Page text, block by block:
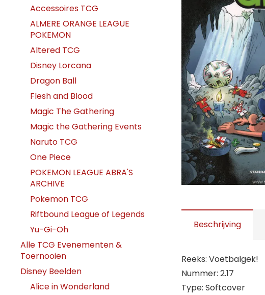
Beschrijving
Reeks: Voetbalgek!
Nummer: 2.17
Type: Softcover
Accessoires TCG
ALMERE ORANGE LEAGUE
POKEMON
Altered TCG
Disney Lorcana
Dragon Ball
Flesh and Blood
Magic The Gathering
Magic the Gathering Events
Naruto TCG
One Piece
POKEMON LEAGUE ABRA'S
ARCHIVE
Pokemon TCG
Riftbound League of Legends
Yu-Gi-Oh
Alle TCG Evenementen &
Toernooien
Disney Beelden
Alice in Wonderland